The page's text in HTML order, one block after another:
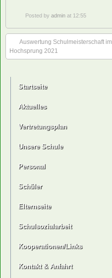
Posted by admin at 12:55
Auswertung Schulmeisterschaft im
Hochsprung 2021
Startseite
Aktuelles
Vertretungsplan
Unsere Schule
Personal
Schüler
Elternseite
Schulsozialarbeit
Kooperationen/Links
Kontakt & Anfahrt